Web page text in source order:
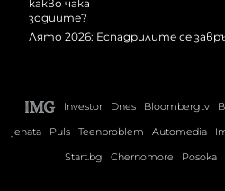
Лято 2026: Еспадрилите се
Investor Dnes Bloombergtv
jenata
Puls Teenproblem Automedia
Start.bg
Chernomore Posoka